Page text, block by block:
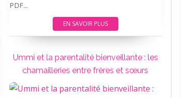
PDF...
EN SAVOIR PLUS
DÉVELOPPEMENT
Ummi et la parentalité bienveillante : les
chamailleries entre frères et sœurs